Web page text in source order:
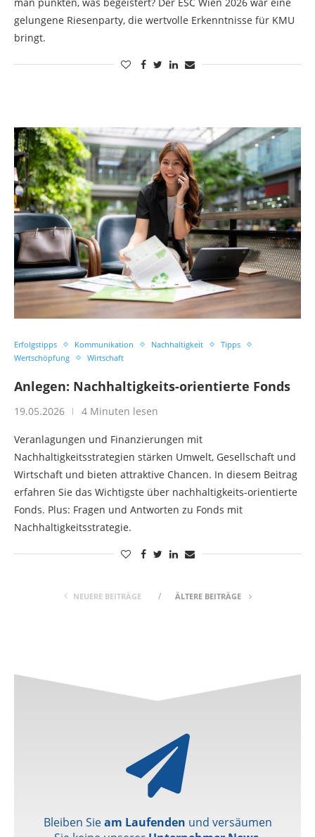
gelungene Riesenparty, die wertvolle Erkenntnisse für KMU
bringt.
Erfolgstipps Kommunikation Nachhaltigkeit
Tipps
Wertschöpfung
Wirtschaft
Anlegen: Nachhaltigkeits-orientierte Fonds
19.05.2026 4 Minuten lesen
Veranlagungen und Finanzierungen mit
Nachhaltigkeitsstrategien stärken Umwelt, Gesellschaft und
Wirtschaft und bieten attraktive Chancen. In diesem Beitrag
erfahren Sie das Wichtigste über nachhaltigkeits-orientierte
Fonds. Plus: Fragen und Antworten zu Fonds mit
Nachhaltigkeitsstrategie.
NEUERE BEITRÄGE ÄLTERE BEITRÄGE
Bleiben Sieam Laufenden und versäumen